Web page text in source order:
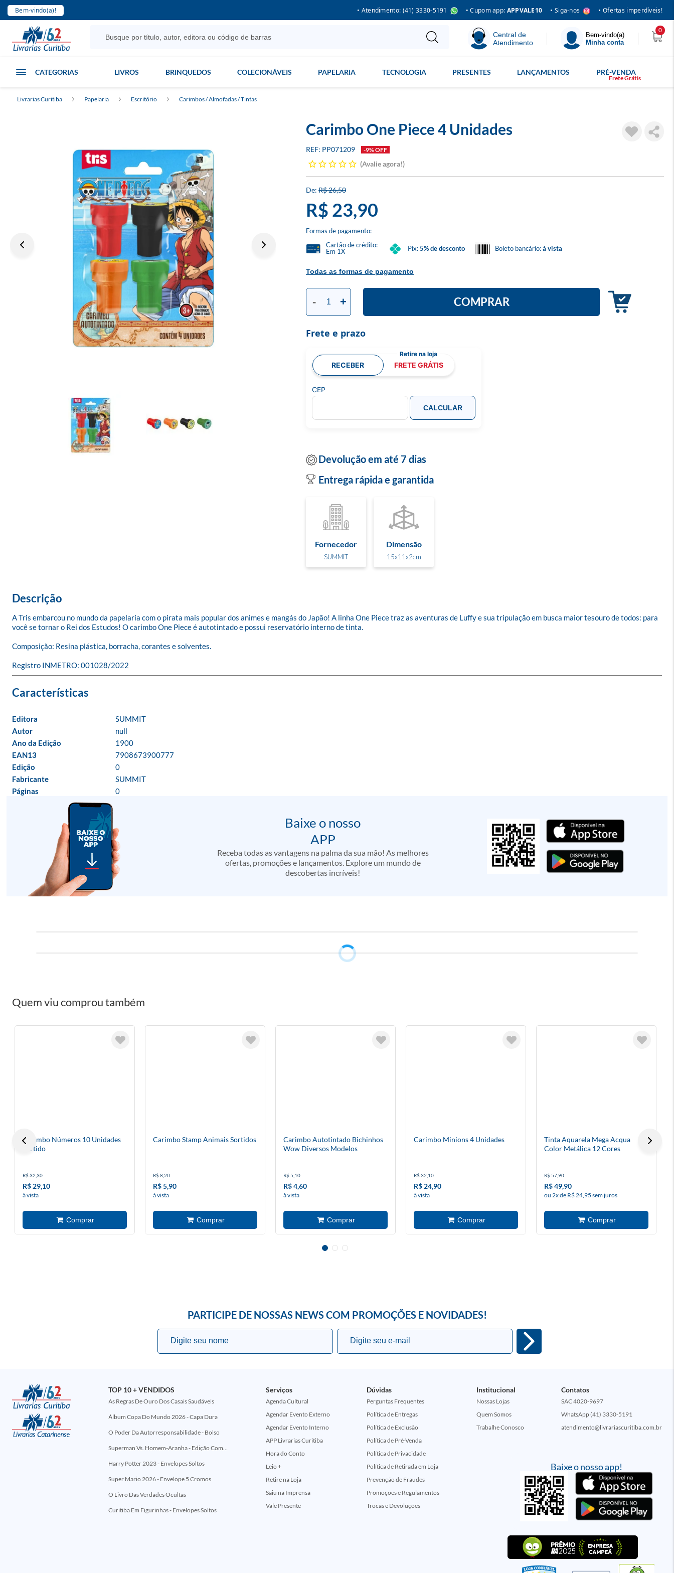
Bem-vindo(a)! • Atendimento: (41) 3330-5191 • Cupom app: APPVALE10 • Siga-nos • Ofertas imperdíveis!
Central de
Atendimento
Bem-vindo(a)
Minha conta
0
CATEGORIAS LIVROS BRINQUEDOS COLECIONÁVEIS PAPELARIA TECNOLOGIA PRESENTES LANÇAMENTOS PRÉ-VENDA
Livrarias Curitiba Papelaria Escritório Carimbos / Almofadas / Tintas
Carimbo One Piece 4 Unidades
PP071209 -9% OFF
Avalie agora!
R$ 26,50
R$ 23,90
Formas de pagamento:
Todas as formas de pagamento
Cartão de crédito:
Em 1X
Pix:5% de desconto Boleto bancário:à vista
- + COMPRAR
Frete e prazo
RECEBER FRETE GRÁTIS
CEP
CALCULAR
Devolução em até 7 dias
Entrega rápida e garantida
Fornecedor
SUMMIT
Dimensão
15x11x2cm
Descrição
A Tris embarcou no mundo da papelaria com o pirata mais popular dos animes e mangás do Japão! A linha One Piece traz as aventuras de Luffy e sua tripulação em busca maior tesouro de todos: para
você se tornar o Rei dos Estudos! O carimbo One Piece é autotintado e possui reservatório interno de tinta.
Composição: Resina plástica, borracha, corantes e solventes.
Registro INMETRO: 001028/2022
Editora
SUMMIT
Autor
null
Ano da Edição
1900
EAN13
7908673900777
Edição
0
Fabricante
SUMMIT
Páginas
0
Baixe o nosso
APP
Receba todas as vantagens na palma da sua mão! As melhores
ofertas, promoções e lançamentos. Explore um mundo de
descobertas incríveis!
Quem viu comprou também
Carimbo Números 10 Unidades
Sortido
R$ 32,30
R$ 29,10
à vista
Carimbo Stamp Animais Sortidos
R$ 8,20
R$ 5,90
à vista
Carimbo Autotintado Bichinhos
Wow Diversos Modelos
R$ 5,10
R$ 4,60
à vista
Carimbo Minions 4 Unidades
R$ 32,10
R$ 24,90
à vista
Tinta Aquarela Mega Acqua
Color Metálica 12 Cores
R$ 57,90
R$ 49,90
ou 2x de R$ 24,95 sem juros
PARTICIPE DE NOSSAS NEWS COM PROMOÇÕES E NOVIDADES!
Baixe o nosso app!
TOP 10 + VENDIDOS
As Regras De Ouro Dos Casais Saudáveis
Álbum Copa Do Mundo 2026 - Capa Dura
O Poder Da Autorresponsabilidade - Bolso
Superman Vs. Homem-Aranha - Edição Comemorativa 50 Anos (Encontros Clássicos Dc E Marvel)
Harry Potter 2023 - Envelopes Soltos
Super Mario 2026 - Envelope 5 Cromos
O Livro Das Verdades Ocultas
Curitiba Em Figurinhas - Envelopes Soltos
Serviços
Agenda Cultural
Agendar Evento Externo
Agendar Evento Interno
APP Livrarias Curitiba
Hora do Conto
Leio +
Retire na Loja
Saiu na Imprensa
Vale Presente
Dúvidas
Perguntas Frequentes
Política de Entregas
Política de Exclusão
Política de Pré-Venda
Política de Privacidade
Política de Retirada em Loja
Prevenção de Fraudes
Promoções e Regulamentos
Trocas e Devoluções
Institucional
Nossas Lojas
Quem Somos
Trabalhe Conosco
Contatos
SAC 4020-9697
WhatsApp (41) 3330-5191
atendimento@livrariascuritiba.com.br